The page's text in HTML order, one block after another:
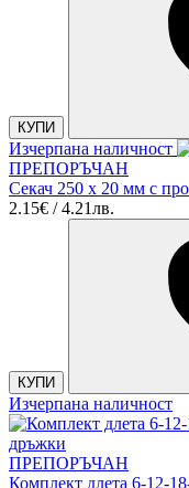
КУПИ
Изчерпана наличност
ПРЕПОРЪЧАН
Секач 250 х 20 мм с
2.15€ / 4.21лв.
КУПИ
Изчерпана наличност
ПРЕПОРЪЧАН
Комплект длета 6-12-